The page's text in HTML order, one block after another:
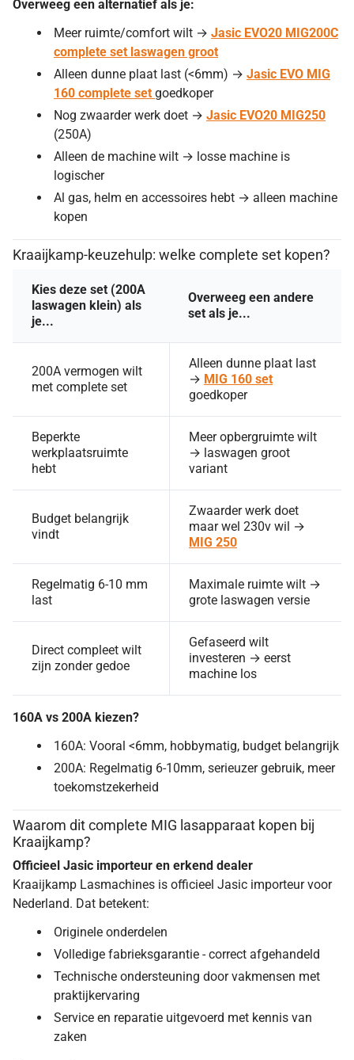
Overweeg een alternatief als je:
Meer ruimte/comfort wilt → Jasic EVO20 MIG200C
complete set laswagen groot
Alleen dunne plaat last (<6mm) → Jasic EVO MIG
160 complete set goedkoper
Nog zwaarder werk doet → Jasic EVO20 MIG250
(250A)
Alleen de machine wilt → losse machine is
logischer
Al gas, helm en accessoires hebt → alleen machine
kopen
Kraaijkamp-keuzehulp: welke complete set kopen?
Kies deze set (200A
laswagen klein) als
je...
Overweeg een andere
set als je...
200A vermogen wilt
met complete set
Alleen dunne plaat last
→ MIG 160 set
goedkoper
Beperkte
werkplaatsruimte
hebt
Meer opbergruimte wilt
→ laswagen groot
variant
Budget belangrijk
vindt
Zwaarder werk doet
maar wel 230v wil →
MIG 250
Regelmatig 6-10 mm
last
Maximale ruimte wilt →
grote laswagen versie
Direct compleet wilt
zijn zonder gedoe
Gefaseerd wilt
investeren → eerst
machine los
160A vs 200A kiezen?
160A: Vooral <6mm, hobbymatig, budget belangrijk
200A: Regelmatig 6-10mm, serieuzer gebruik, meer
toekomstzekerheid
Waarom dit complete MIG lasapparaat kopen bij
Kraaijkamp?
Officieel Jasic importeur en erkend dealer
Kraaijkamp Lasmachines is officieel Jasic importeur voor
Nederland. Dat betekent:
Originele onderdelen
Volledige fabrieksgarantie - correct afgehandeld
Technische ondersteuning door vakmensen met
praktijkervaring
Service en reparatie uitgevoerd met kennis van
zaken